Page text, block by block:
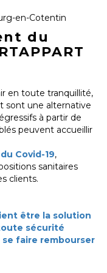
en-Cotentin
du
en toute tranquillité,
sont une alternative
à partir de
peuvent accueillir
Covid-19,
sanitaires
clients.
être la solution
sécurité
se faire rembourser